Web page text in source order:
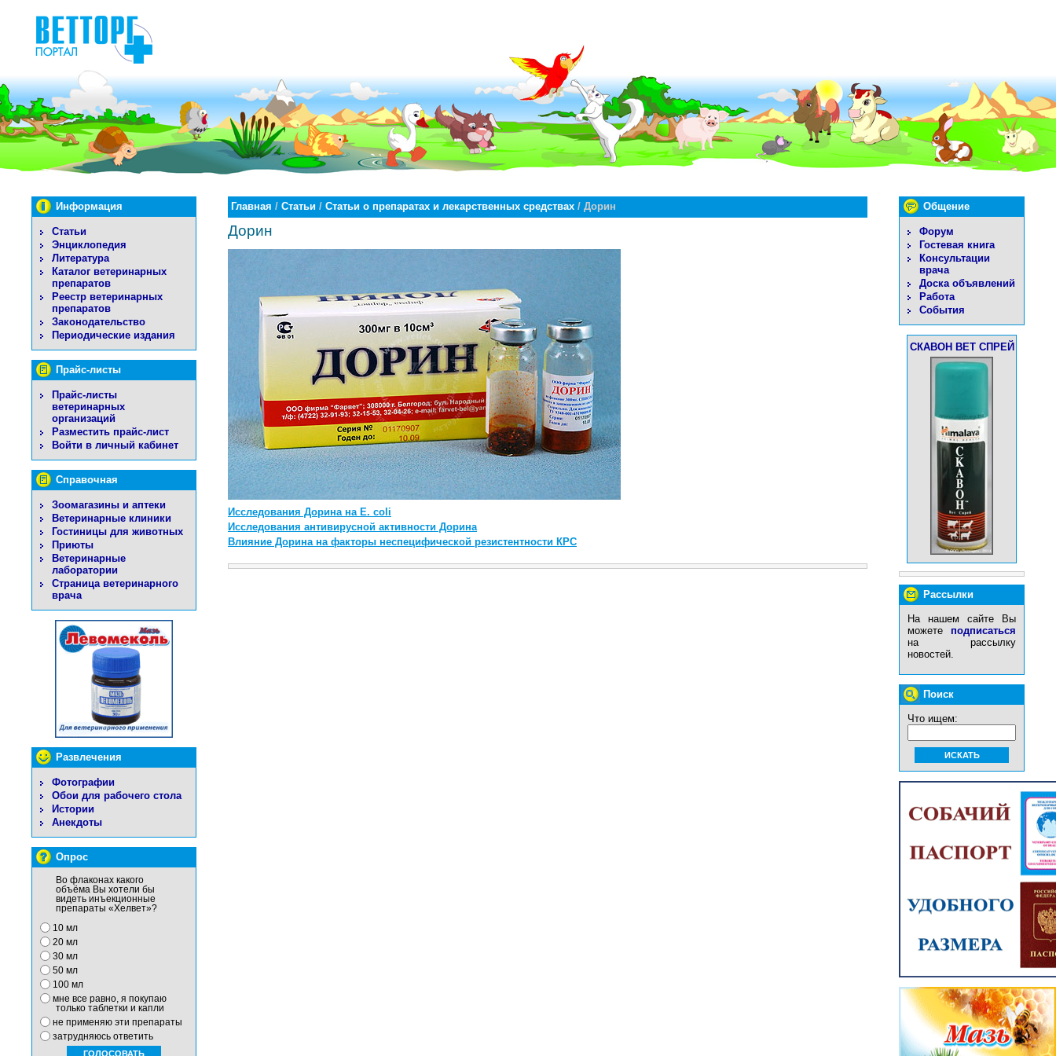
Информация
Статьи
Энциклопедия
Литература
Каталог ветеринарных
препаратов
Реестр ветеринарных
препаратов
Законодательство
Периодические издания
Прайс-листы
Прайс-листы
ветеринарных
организаций
Разместить прайс-лист
Войти в личный кабинет
Справочная
Зоомагазины и аптеки
Ветеринарные клиники
Гостиницы для животных
Приюты
Ветеринарные
лаборатории
Страница ветеринарного
врача
Развлечения
Фотографии
Обои для рабочего стола
Истории
Анекдоты
Опрос
Во флаконах какого
объёма Вы хотели бы
видеть инъекционные
препараты «Хелвет»?
10 мл
20 мл
30 мл
50 мл
100 мл
мне все равно, я покупаю
только таблетки и капли
не применяю эти препараты
затрудняюсь ответить
Общение
Форум
Гостевая книга
Консультации
врача
Доска объявлений
Работа
События
СКАВОН ВЕТ СПРЕЙ
Рассылки
На нашем сайте Вы
можете подписаться
на рассылку
новостей.
Поиск
Что ищем:
Главная / Статьи / Статьи о препаратах и лекарственных средствах / Дорин
Дорин
Исследования Дорина на E. coli
Исследования антивирусной активности Дорина
Влияние Дорина на факторы неспецифической резистентности КРС